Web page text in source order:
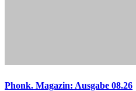
Phonk. Magazin: Ausgabe 08.26